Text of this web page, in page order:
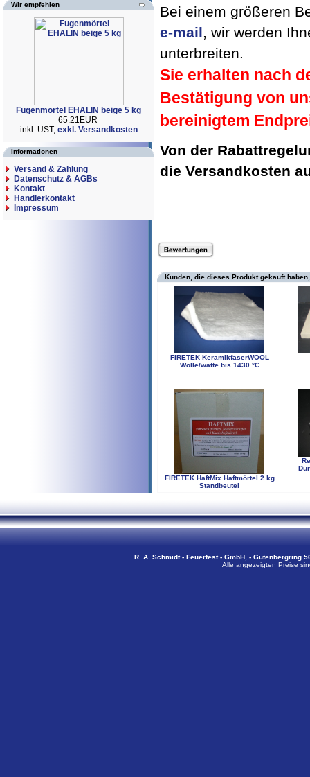
Wir empfehlen
Fugenmörtel EHALIN beige 5 kg
65.21EUR
inkl. UST, exkl. Versandkosten
Informationen
Versand & Zahlung
Datenschutz & AGBs
Kontakt
Händlerkontakt
Impressum
Bei einem größeren
e-mail, wir werden
unterbreiten.
Sie erhalten nach
Bestätigung von
bereinigtem
Von der
die Versandkosten
Kunden, die dieses Produkt gekauft
FIRETEK KeramikfaserWOOL
Wolle/watte bis 1430 °C
FIRETEK HaftMix Haftmörtel 2 kg
Standbeutel
R. A. Schmidt - Feuerfest - GmbH, - Gutenbergring
Alle angezeigten Preise